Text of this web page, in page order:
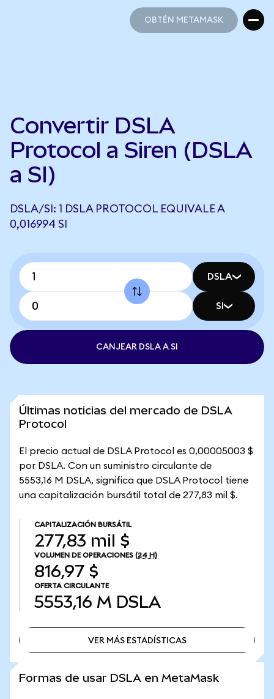
OBTÉN METAMASK
Convertir DSLA
Protocol a Siren (DSLA
a SI)
DSLA/SI: 1 DSLA PROTOCOL EQUIVALE A
0,016994 SI
DSLA
SI
CANJEAR DSLA A SI
Últimas noticias del mercado de DSLA
Protocol
El precio actual de DSLA Protocol es 0,00005003 $
por DSLA. Con un suministro circulante de
5553,16 M DSLA, significa que DSLA Protocol tiene
una capitalización bursátil total de 277,83 mil $.
CAPITALIZACIÓN BURSÁTIL
277,83 mil $
VOLUMEN DE OPERACIONES (24 H)
816,97 $
OFERTA CIRCULANTE
5553,16 M DSLA
VER MÁS ESTADÍSTICAS
Formas de usar DSLA en MetaMask